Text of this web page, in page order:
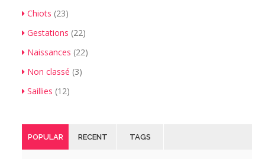
Chiots (23)
Gestations (22)
Naissances (22)
Non classé (3)
Saillies (12)
POPULAR RECENT TAGS